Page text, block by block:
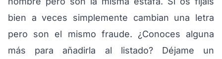
bien a veces simplemente cambian una letra
pero son el mismo fraude. ¿Conoces alguna
más para añadirla al listado? Déjame un